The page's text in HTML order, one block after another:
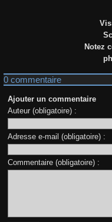
Notez
0 commentaire
Ajouter un commentaire
Auteur (obligatoire) :
Adresse e-mail (obligatoire) :
Commentaire (obligatoire) :